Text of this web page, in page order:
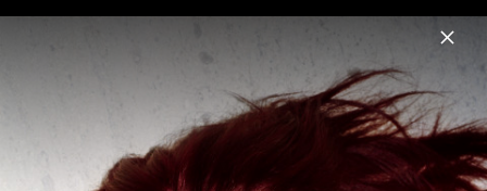
Menu
Dua Lipa
News Musik Fotos Biografie